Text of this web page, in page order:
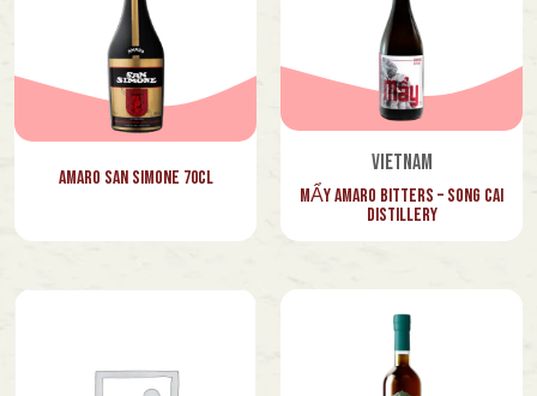
Amaro San Simone 70cl
Vietnam
MẨY Amaro Bitters – Song Cai
Distillery